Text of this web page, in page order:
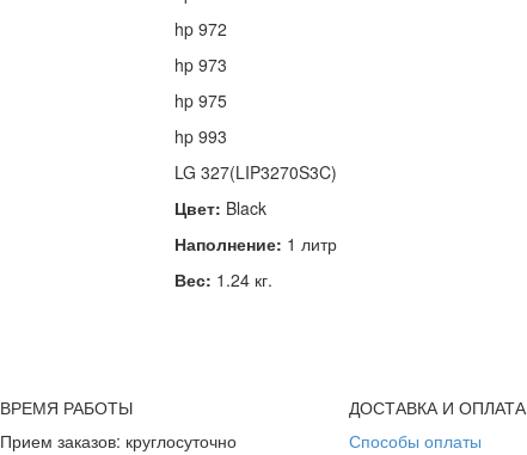
hp 972
hp 973
hp 975
hp 993
LG 327(LIP3270S3C)
Цвет: Black
Наполнение: 1 литр
Вес: 1.24 кг.
ВРЕМЯ РАБОТЫ
Прием заказов: круглосуточно
ДОСТАВКА И ОПЛАТА
Способы оплаты